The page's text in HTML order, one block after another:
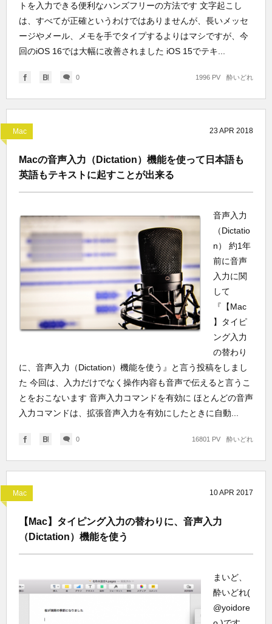
トを入力できる便利なハンズフリーの方法です 文字起こし
は、すべてが正確というわけではありませんが、長いメッセ
ージやメール、メモを手でタイプするよりはマシですが、今
回のiOS 16では大幅に改善されました iOS 15でテキ...
0 酔いどれ
1996 PV
Mac 23 APR 2018
Macの音声入力（Dictation）機能を使って日本語も
英語もテキストに起すことが出来る
音声入力
（Dictatio
n） 約1年
前に音声
入力に関
して
『【Mac
】タイピ
ング入力
の替わり
に、音声入力（Dictation）機能を使う』と言う投稿をしまし
た 今回は、入力だけでなく操作内容も音声で伝えると言うこ
とをおこないます 音声入力コマンドを有効に ほとんどの音声
入力コマンドは、拡張音声入力を有効にしたときに自動...
0 酔いどれ
16801 PV
Mac 10APR 2017
【Mac】タイピング入力の替わりに、音声入力
（Dictation）機能を使う
まいど、
酔いどれ(
@yoidore